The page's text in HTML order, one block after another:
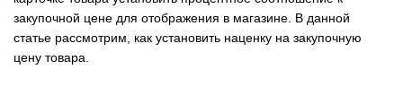
закупочной цене для отображения в магазине. В данной
статье рассмотрим, как установить наценку на закупочную
цену товара.